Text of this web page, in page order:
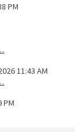
PM
11:43 AM
PM